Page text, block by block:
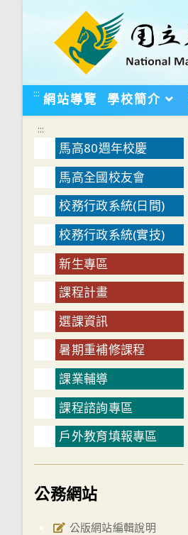
::: 網站導覽 學校簡介
:::
馬高80週年校慶
馬高全國校友會
校務行政系統(日間)
校務行政系統(實技)
新生專區
課程計畫
選課資訊
暑期重補修課程
課業輔導
課程諮詢專區
戶外教育填報專區
公務網站
公版網站編輯說明